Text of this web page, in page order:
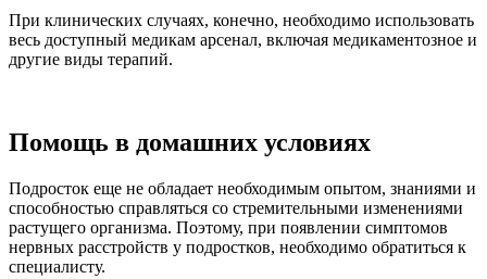
При клинических случаях, конечно, необходимо использовать
весь доступный медикам арсенал, включая медикаментозное и
другие виды терапий.
Помощь в домашних условиях
Подросток еще не обладает необходимым опытом, знаниями и
способностью справляться со стремительными изменениями
растущего организма. Поэтому, при появлении симптомов
нервных расстройств у подростков, необходимо обратиться к
специалисту.